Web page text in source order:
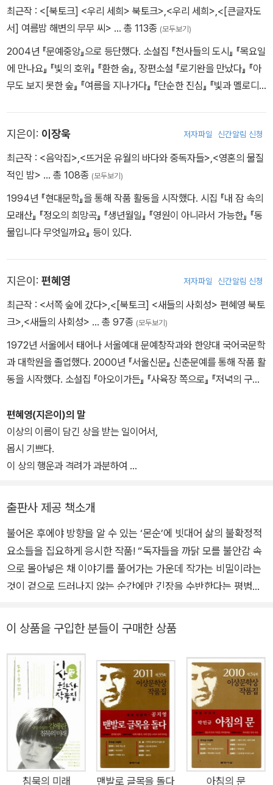
최근작 : <[북토크] <우리 세희> 북토크>,<우리 세희>,<[큰글자도
서] 여름밤 해변의 무무 씨> … 총 113종 (모두보기)
2004년 『문예중앙』으로 등단했다. 소설집 『천사들의 도시』 『목요일
에 만나요』 『빛의 호위』 『환한 숨』, 장편소설 『로기완을 만났다』 『아
무도 보지 못한 숲』 『여름을 지나가다』 『단순한 진심』 『빛과 멜로디』,
상> <젊은작가상> <이효석문학상> <대산문학상> <동인문학상>
등을 수상했다.
지은이: 이장욱 저자파일 신간알림 신청
최근작 : <음악집>,<뜨거운 유월의 바다와 중독자들>,<영혼의 물질
적인 밤> … 총 108종 (모두보기)
1994년 『현대문학』을 통해 작품 활동을 시작했다. 시집 『내 잠 속의
모래산』 『정오의 희망곡』 『생년월일』 『영원이 아니라서 가능한』 『동
물입니다 무엇일까요』 등이 있다.
지은이: 편혜영 저자파일 신간알림 신청
최근작 : <서쪽 숲에 갔다>,<[북토크] <새들의 사회성> 편혜영 북토
크>,<새들의 사회성> … 총 97종 (모두보기)
1972년 서울에서 태어나 서울예대 문예창작과와 한양대 국어국문학
과 대학원을 졸업했다. 2000년 『서울신문』 신춘문예를 통해 작품 활
동을 시작했다. 소설집 『아오이가든』 『사육장 쪽으로』 『저녁의 구애』
소설 『재와 빨강』 『서쪽 숲에 갔다』 『선의 법칙』 『홀』 『죽은 자로 하
여금』 등이 있다. 한국일보문학상, 이효석문학상, 젊은작가상, 오늘의
젊은 예술가상, 동인문학상, 이상문학상, 현대문학상, 김유정문학상,
김승옥문학상, 셜리 잭슨상을 수상했다. 현재 명지대 문예창작학과
편혜영(지은이)의 말
이상의 이름이 담긴 상을 받는 일이어서,
몹시 기쁘다.
이 상의 행운과 격려가 과분하여
부끄러워 차분해진다.
섣부르지 않고 묵묵하겠다.
점점 낯을 가리고 거리를 두는 소설에게
기껍고 꾸준하고 성실하게 다가가는 힘으로 쓰겠다.
출판사 제공 책소개
불어온 후에야 방향을 알 수 있는 ‘몬순’에 빗대어 삶의 불확정적
요소들을 집요하게 응시한 작품! “독자들을 까닭 모를 불안감 속
으로 몰아넣은 채 이야기를 풀어가는 가운데 작가는 비밀이라는
것이 겉으로 드러나지 않는 순간에만 긴장을 수반한다는 평범한
없는 존재론적 불안을 의심의 상황 속에서 놓치지 않고 있다.” ―
회 이상문학상 대상 수상! 한국문학을 사랑하는 모든 독자들이 매
년 손꼽아 기다리는 ≪이상문학상 작품집≫이 드디어 출간됐다.
한 해 동안 발표된 작품들 중 최고의 작품으로 평가되는 중ㆍ단편
소설만을 모아 싣는 ≪이상문학상 작품집≫은 합리적이고 공정
한 심사 과정과 한국소설 문학의 황금부분을 선명하게 부각시키
는 탁월한 작품성을 지닌 수상작으로, 현대소설의 흐름을 대변하
는 소설 미학의 절정으로 일컬어지고 있다. 2014년 이상문학상
대상작은 심사위원 5인(김윤식, 서영은, 권영민, 윤대녕, 신경숙)
이 상품을 구입한 분들이 구매한 상품
침묵의 미래 맨발로 글목을 돌다 아침의 문